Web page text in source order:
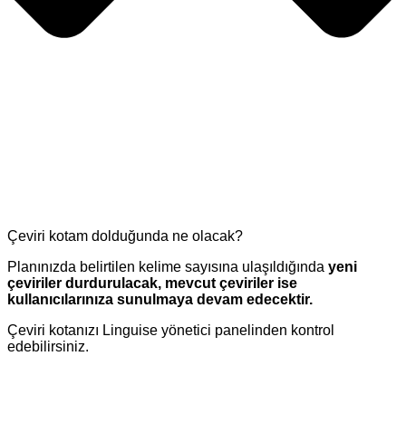
Çeviri kotam dolduğunda ne olacak?
Planınızda belirtilen kelime sayısına ulaşıldığında yeni
çeviriler durdurulacak, mevcut çeviriler ise
kullanıcılarınıza sunulmaya devam edecektir.
Çeviri kotanızı Linguise yönetici panelinden kontrol
edebilirsiniz.